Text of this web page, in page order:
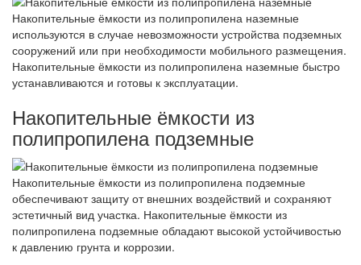
Накопительные ёмкости из полипропилена наземные
используются в случае невозможности устройства подземных
сооружений или при необходимости мобильного размещения.
Накопительные ёмкости из полипропилена наземные быстро
устанавливаются и готовы к эксплуатации.
Накопительные ёмкости из
полипропилена подземные
Накопительные ёмкости из полипропилена подземные
обеспечивают защиту от внешних воздействий и сохраняют
эстетичный вид участка. Накопительные ёмкости из
полипропилена подземные обладают высокой устойчивостью
к давлению грунта и коррозии.